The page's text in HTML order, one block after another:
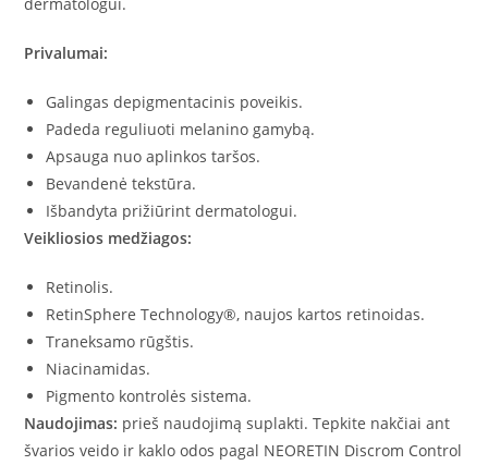
Privalumai:
Galingas depigmentacinis poveikis.
Padeda reguliuoti melanino gamybą.
Apsauga nuo aplinkos taršos.
Bevandenė tekstūra.
Išbandyta prižiūrint dermatologui.
Veikliosios medžiagos:
Retinolis.
RetinSphere Technology®, naujos kartos retinoidas.
Traneksamo rūgštis.
Niacinamidas.
Pigmento kontrolės sistema.
Naudojimas: prieš naudojimą suplakti. Tepkite nakčiai ant
švarios veido ir kaklo odos pagal NEORETIN Discrom Control